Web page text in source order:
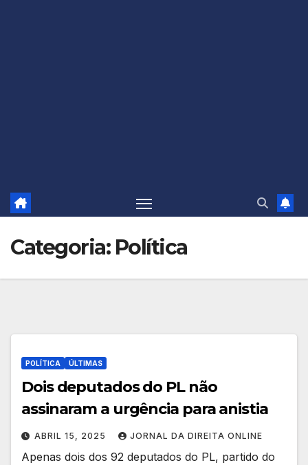
Categoria: Política
POLÍTICA ÚLTIMAS
Dois deputados do PL não
assinaram a urgência para anistia
ABRIL 15, 2025 JORNAL DA DIREITA ONLINE
Apenas dois dos 92 deputados do PL, partido do